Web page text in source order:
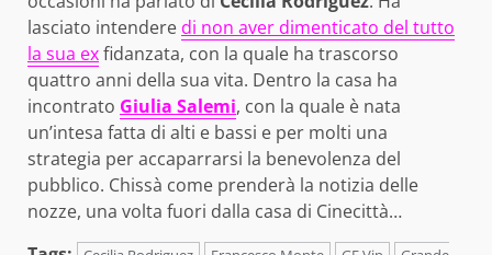
lasciato intenderedi non aver dimenticato del tutto
la sua exfidanzata, con la quale ha trascorso
quattro anni della sua vita. Dentro la casa ha
incontrato Giulia Salemi, con la quale è nata
un’intesa fatta di alti e bassi e per molti una
strategia per accaparrarsi la benevolenza del
pubblico. Chissà come prenderà la notizia delle
nozze, una volta fuori dalla casa di Cinecittà…